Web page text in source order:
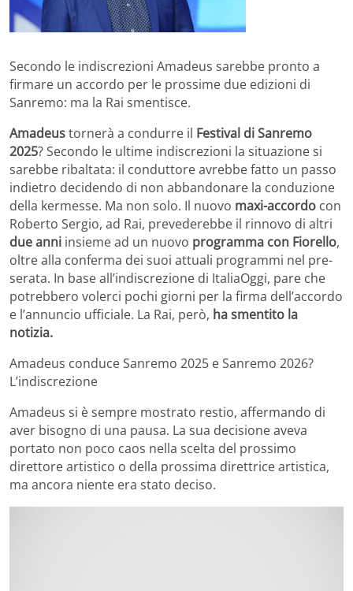
Secondo le indiscrezioni Amadeus sarebbe pronto a
firmare un accordo per le prossime due edizioni di
Sanremo: ma la Rai smentisce.
Amadeustornerà a condurre il Festival di Sanremo
2025? Secondo le ultime indiscrezioni la situazione si
sarebbe ribaltata: il conduttore avrebbe fatto un passo
indietro decidendo di non abbandonare la conduzione
della kermesse. Ma non solo. Il nuovo maxi-accordo con
Roberto Sergio, ad Rai, prevederebbe il rinnovo di altri
due anni insieme ad un nuovo programma con Fiorello,
oltre alla conferma dei suoi attuali programmi nel pre-
serata. In base all’indiscrezione di ItaliaOggi, pare che
potrebbero volerci pochi giorni per la firma dell’accordo
e l’annuncio ufficiale. La Rai, però, ha smentito la
notizia.
Amadeus conduce Sanremo 2025 e Sanremo 2026?
L’indiscrezione
Amadeus si è sempre mostrato restio, affermando di
aver bisogno di una pausa. La sua decisione aveva
portato non poco caos nella scelta del prossimo
direttore artistico o della prossima direttrice artistica,
ma ancora niente era stato deciso.